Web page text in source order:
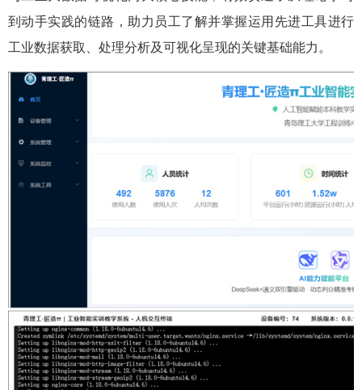
到动手实践的链路，助力员工了解并掌握运用先进工具进行
工业数据获取、处理分析及可视化呈现的关键基础能力。